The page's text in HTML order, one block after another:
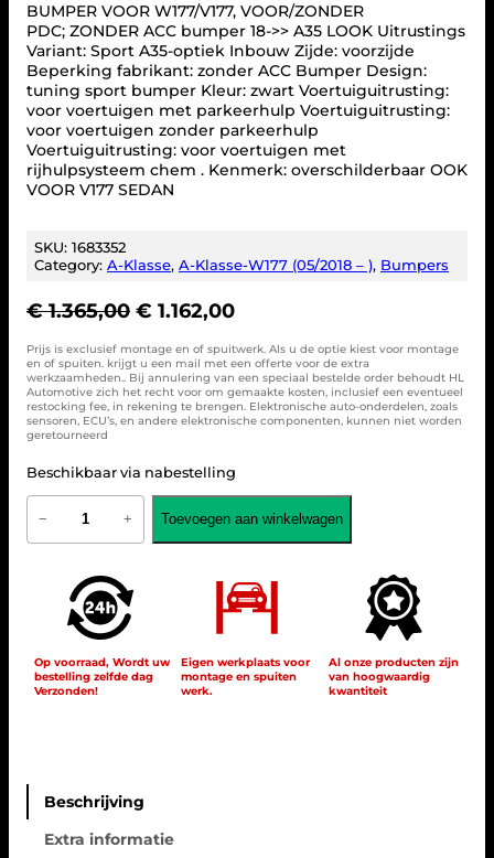
BUMPER VOOR W177/V177, VOOR/ZONDER
PDC; ZONDER ACC bumper 18->> A35 LOOK Uitrustings
Variant: Sport A35-optiek Inbouw Zijde: voorzijde
Beperking fabrikant: zonder ACC Bumper Design:
tuning sport bumper Kleur: zwart Voertuiguitrusting:
voor voertuigen met parkeerhulp Voertuiguitrusting:
voor voertuigen zonder parkeerhulp
Voertuiguitrusting: voor voertuigen met
rijhulpsysteem chem . Kenmerk: overschilderbaar OOK
VOOR V177 SEDAN
SKU: 1683352
Category:A-Klasse, A-Klasse-W177 (05/2018 – ), Bumpers
€1.365,00 O
r
s
p
r
n
k
p
w
s
€ 1.162,00H
i
d
i
g
p
r
i
s
i
€
Prijs is exclusief montage en of spuitwerk. Als u de optie kiest voor montage
en of spuiten. krijgt u een mail met een offerte voor de extra
werkzaamheden.. Bij annulering van een speciaal bestelde order behoudt HL
Automotive zich het recht voor om gemaakte kosten, inclusief een eventueel
restocking fee, in rekening te brengen. Elektronische auto-onderdelen, zoals
sensoren, ECU’s, en andere elektronische componenten, kunnen niet worden
geretourneerd
Beschikbaar via nabestelling
A
5
B
U
Z
N
− + Toevoegen aan winkelwagen
Op voorraad, Wordt uw
bestelling zelfde dag
Verzonden!
Eigen werkplaats voor
montage en spuiten
werk.
Al onze producten zijn
van hoogwaardig
kwantiteit
Beschrijving
Extra informatie